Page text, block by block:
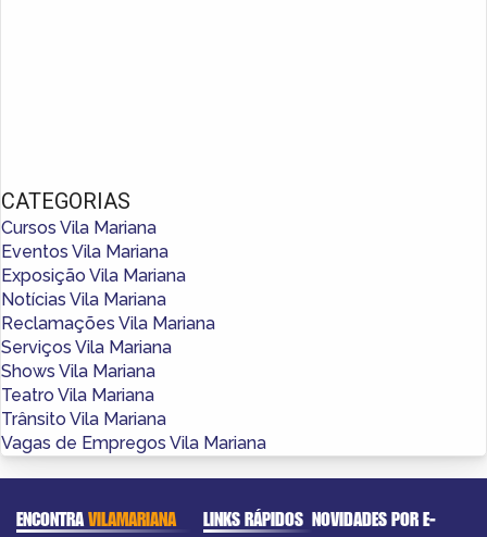
CATEGORIAS
Cursos Vila Mariana
Eventos Vila Mariana
Exposição Vila Mariana
Notícias Vila Mariana
Reclamações Vila Mariana
Serviços Vila Mariana
Shows Vila Mariana
Teatro Vila Mariana
Trânsito Vila Mariana
Vagas de Empregos Vila Mariana
ENCONTRAVILAMARIANA LINKS RÁPIDOS NOVIDADES POR E-